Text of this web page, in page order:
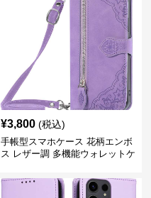
¥3,800 (税込)
手帳型スマホケース 花柄エンボ
ス レザー調 多機能ウォレットケ